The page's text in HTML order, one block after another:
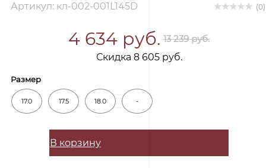
Артикул: кл-002-001L145D (0)
4 634 руб. 13 239 руб.
Скидка 8 605 руб.
Размер
17.0 17.5 18.0 -
В корзину